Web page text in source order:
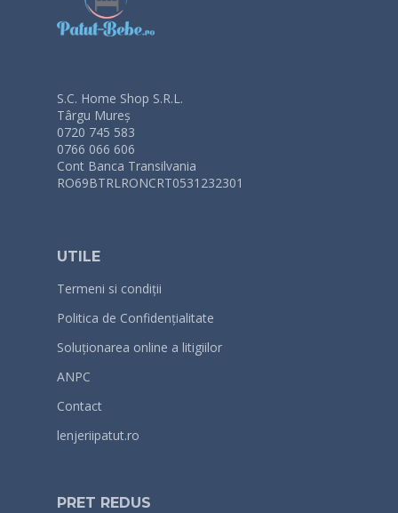
S.C. Home Shop S.R.L.
Târgu Mureș
0720 745 583
0766 066 606
Cont Banca Transilvania
RO69BTRLRONCRT0531232301
UTILE
Termeni si condiții
Politica de Confidențialitate
Soluționarea online a litigiilor
ANPC
Contact
lenjeriipatut.ro
PRET REDUS